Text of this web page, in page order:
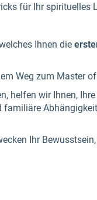
für Ihr spirituelles
Ihnen die
Weg zum Master
helfen wir Ihnen,
Ihr